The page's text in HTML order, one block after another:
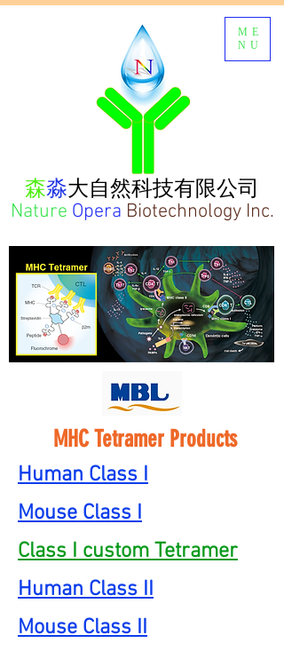
ME
NU
森淼大自然科技有限公司
Nature Opera Biotechnology Inc.
MHC Tetramer Products
Human Class I
Mouse Class I
Class I custom Tetramer
Human Class II
Mouse Class II